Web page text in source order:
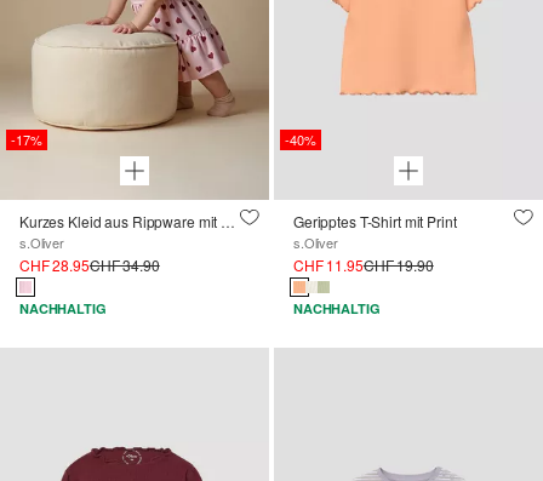
-17%
Kurzes Kleid aus Rippware mit Print und Puffärmeln
s.Oliver
CHF 28.95CHF 34.90
NACHHALTIG
-40%
Geripptes T-Shirt mit Print
s.Oliver
CHF 11.95CHF 19.90
NACHHALTIG